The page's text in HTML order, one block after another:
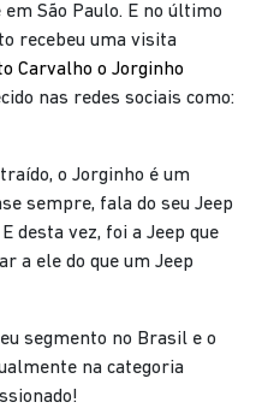
São Paulo. E no último
recebeu uma visita
Carvalho o Jorginho
nas redes sociais como:
o Jorginho é um
sempre, fala do seu Jeep
desta vez, foi a Jeep que
a ele do que um Jeep
segmento no Brasil e o
na categoria